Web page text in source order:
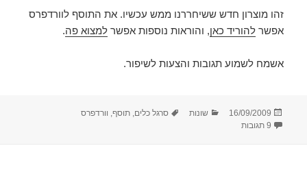
זהו מוצרון חדש ששיחררנו ממש עכשיו. את התוסף לוורדפרס
אפשרלהוריד כאן, והוראות נוספות אפשרלמצוא פה.
אשמח לשמוע תגובות והצעות לשיפור.
פורסם
בתאריך
16/09/2009 קטגוריות
שונות תגיות
סרגל כלים,תוסף, וורדפרס
9 תגובות
על סרגל כלים חברתי חדש